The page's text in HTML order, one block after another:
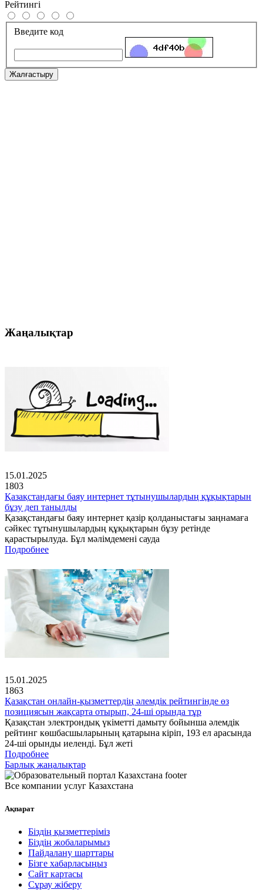
Рейтингі
Введите код
Жалғастыру
Жаңалықтар
15.01.2025
1803
Қазақстандағы баяу интернет тұтынушылардың құқықтарын
бұзу деп танылды
Қазақстандағы баяу интернет қазір қолданыстағы заңнамаға
сәйкес тұтынушылардың құқықтарын бұзу ретінде
қарастырылуда. Бұл мәлімдемені сауда
Подробнее
15.01.2025
1863
Қазақстан онлайн-қызметтердің әлемдік рейтингінде өз
позициясын жақсарта отырып, 24-ші орында тұр
Қазақстан электрондық үкіметті дамыту бойынша әлемдік
рейтинг көшбасшыларының қатарына кіріп, 193 ел арасында
24-ші орынды иеленді. Бұл жеті
Подробнее
Барлық жаңалықтар
Все компании услуг Казахстана
Ақпарат
Біздің қызметтеріміз
Біздің жобаларымыз
Пайдалану шарттары
Бізге хабарласыңыз
Сайт картасы
Сұрау жіберу